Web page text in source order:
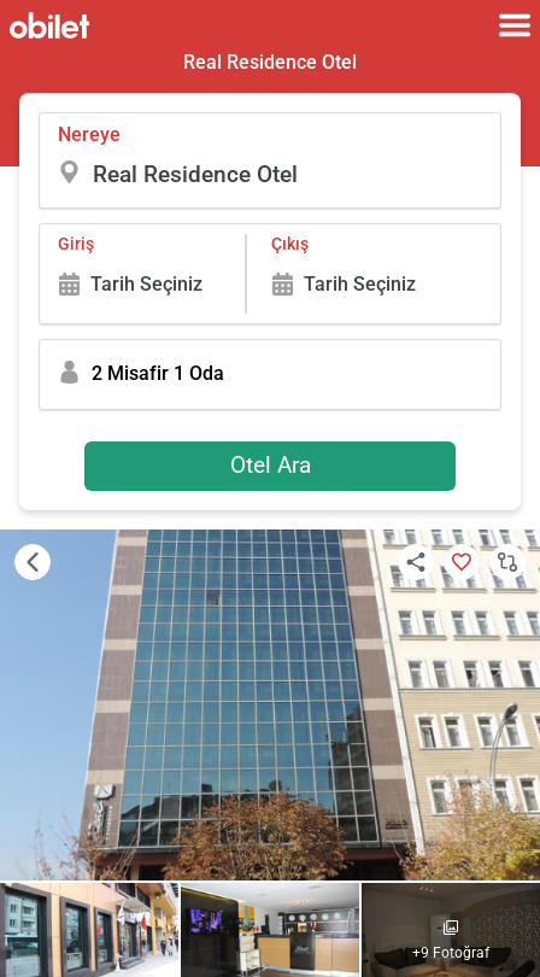
Real Residence Otel
Nereye
Giriş
Tarih Seçiniz
Çıkış
Tarih Seçiniz
2 Misafir 1 Oda
Otel Ara
+9 Fotoğraf